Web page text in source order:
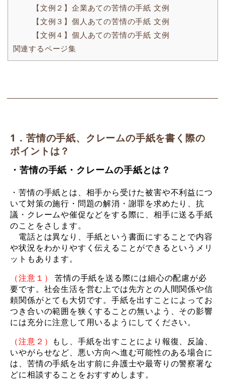
【文例２】企業あての苦情の手紙 文例
【文例３】個人あての苦情の手紙 文例
【文例４】個人あての苦情の手紙 文例
関連するページ集
1．苦情の手紙、クレームの手紙を書く際の
ポイントは？
・苦情の手紙・クレームの手紙とは？
・苦情の手紙とは、相手から受けた被害や不利益につ
いて対策の施行・問題の解消・謝罪を求めたり、抗
議・クレームや催促などをする際に、相手に送る手紙
のことをさします。
電話とは異なり、手紙という書面にすることで内容
や状況をわかりやすく伝えることができるというメリ
ットもあります。
（注意１）苦情の手紙を送る際には細心の配慮が必
要です。社会生活を営む上では先方との人間関係や信
頼関係がとても大切です。手紙を出すことによってお
つき合いの範囲を狭くすることの無いよう、その影響
には充分に注意して用いるようにしてください。
（注意２） もし、手紙を出すことにより報復、反論、
いやがらせなど、悪い方向へ進む可能性のある場合に
は、苦情の手紙を出す前に弁護士や最寄りの警察署な
どに相談することをおすすめします。